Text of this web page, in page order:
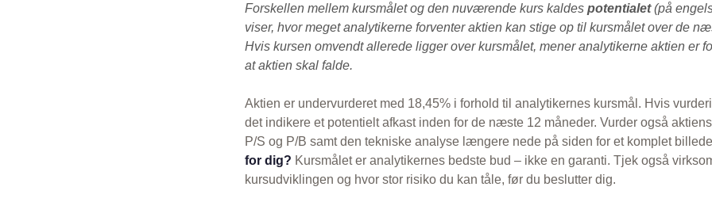
Forskellen mellem kursmålet og den nuværende kurs kaldes potentialet(på
viser, hvor meget analytikerne forventer aktien kan stige op til kursmålet over de
Hvis kursen omvendt allerede ligger over kursmålet, mener analytikerne aktien er
at aktien skal falde.
Aktien er undervurderet med 18,45% i forhold til analytikernes kursmål. Hvis
det indikere et potentielt afkast inden for de næste 12 måneder. Vurder også
P/S og P/B samt den tekniske analyse længere nede på siden for et komplet
for dig? Kursmålet er analytikernes bedste bud – ikke en garanti. Tjek også
kursudviklingen og hvor stor risiko du kan tåle, før du beslutter dig.